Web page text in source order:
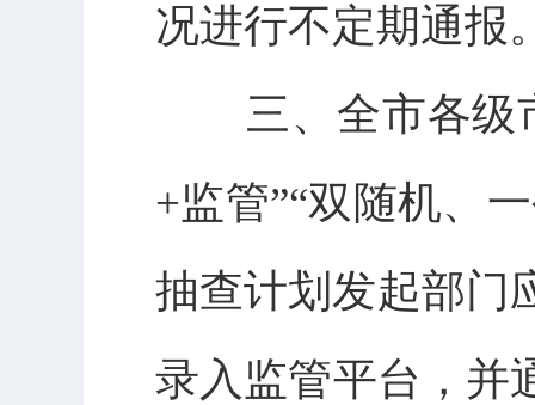
况进行不定期通报
三、全市各级
+监管”“双随机、
抽查计划发起部门
录入监管平台，并